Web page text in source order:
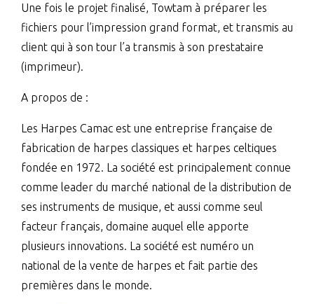
Une fois le projet finalisé, Towtam à préparer les
fichiers pour l’impression grand format, et transmis au
client qui à son tour l’a transmis à son prestataire
(imprimeur).
A propos de :
Les Harpes Camac est une entreprise française de
fabrication de harpes classiques et harpes celtiques
fondée en 1972. La société est principalement connue
comme leader du marché national de la distribution de
ses instruments de musique, et aussi comme seul
facteur français, domaine auquel elle apporte
plusieurs innovations. La société est numéro un
national de la vente de harpes et fait partie des
premières dans le monde.